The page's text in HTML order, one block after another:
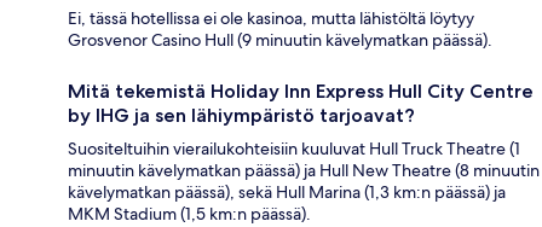
Ei, tässä hotellissa ei ole kasinoa, mutta lähistöltä löytyy
Grosvenor Casino Hull (9 minuutin kävelymatkan päässä).
Mitä tekemistä Holiday Inn Express Hull City Centre
by IHG ja sen lähiympäristö tarjoavat?
Suositeltuihin vierailukohteisiin kuuluvat Hull Truck Theatre (1
minuutin kävelymatkan päässä) ja Hull New Theatre (8 minuutin
kävelymatkan päässä), sekä Hull Marina (1,3 km:n päässä) ja
MKM Stadium (1,5 km:n päässä).